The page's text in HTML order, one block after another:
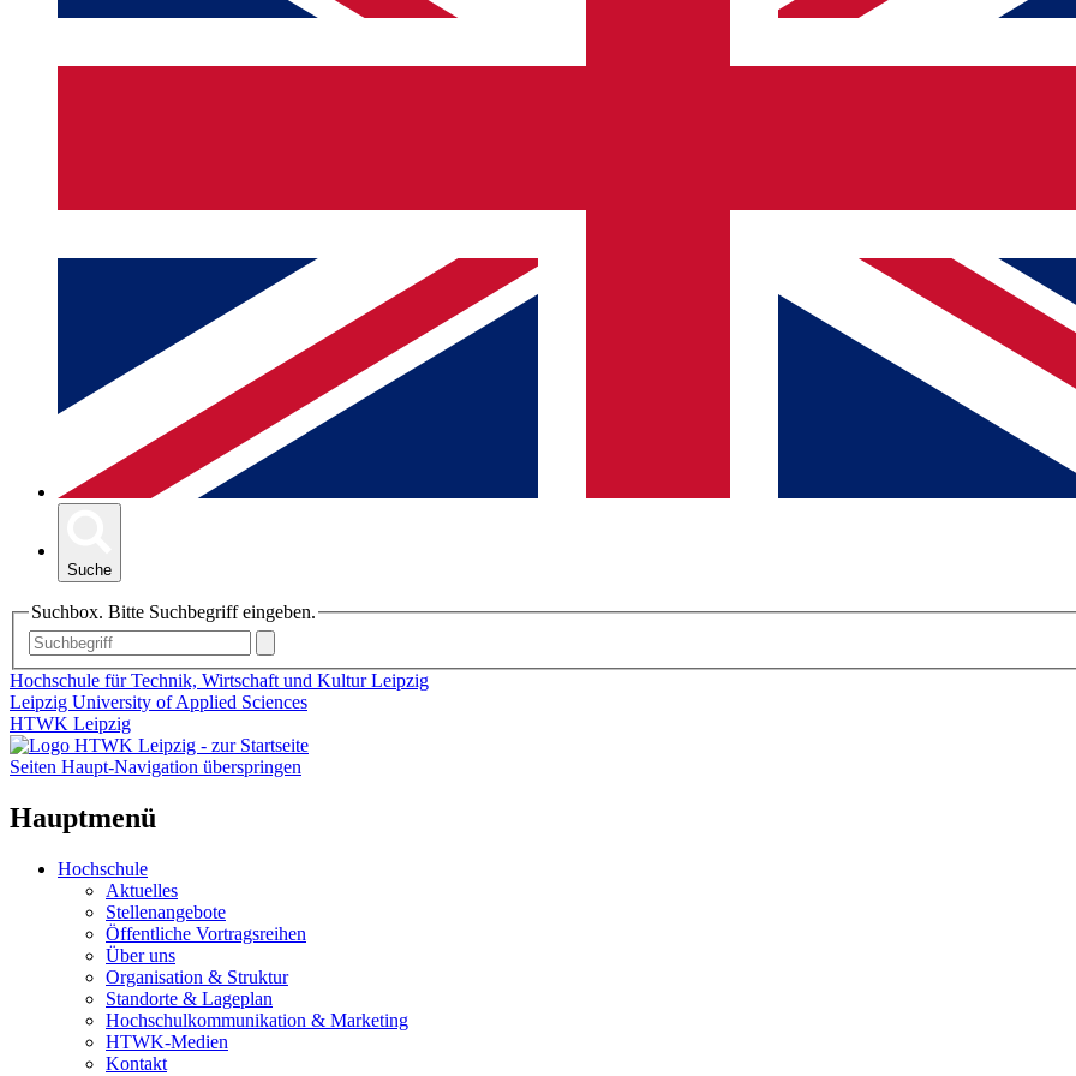
Suche
Suchbox. Bitte Suchbegriff eingeben.
Hochschule für Technik, Wirtschaft und Kultur Leipzig
Leipzig University of Applied Sciences
HTWK Leipzig
Seiten Haupt-Navigation überspringen
Hauptmenü
Hochschule
Aktuelles
Stellenangebote
Öffentliche Vortragsreihen
Über uns
Organisation & Struktur
Standorte & Lageplan
Hochschulkommunikation & Marketing
HTWK-Medien
Kontakt